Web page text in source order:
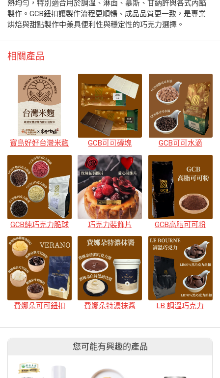
熱均勻，特別適合用於調溫、淋面、慕斯、甘納許與各式內餡
製作。GCB鈕扣讓製作流程更順暢、成品品質更一致，是專業
烘焙與甜點製作中兼具便利性與穩定性的巧克力選擇。
相關產品
寶島好好台灣米麴 GCB可可磚塊 GCB可可水滴
GCB純巧克力脆球 巧克力裝飾片 GCB高脂可可粉
費娜朵可可鈕扣 費娜朵特濃抹醬 LB 調溫巧克力
您可能有興趣的產品